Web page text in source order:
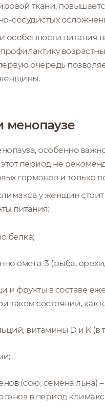
ткани,
сосудистых
особенности
профилактику
очередь
менопаузе
особенно
период не
гормонов и только
у женщин
питания:
белка;
омега-3 (рыба,
и фрукты в составе
таком состоянии, как
витамины D и K (в
(сою, семена льна)
в период